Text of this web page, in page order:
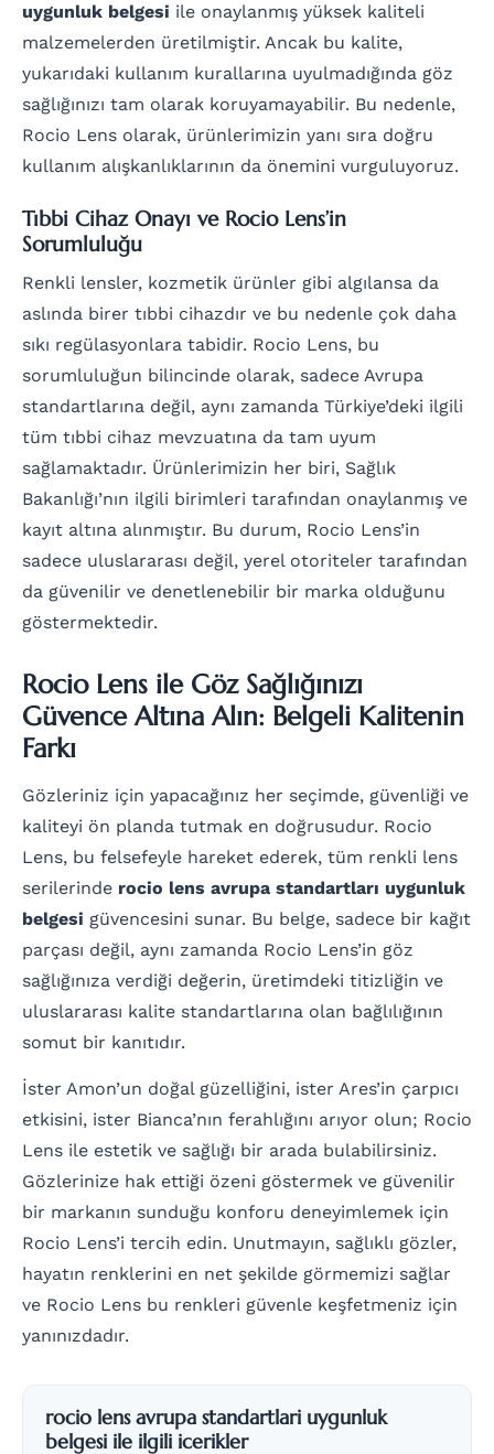
uygunluk belgesi ile onaylanmış yüksek kaliteli
malzemelerden üretilmiştir. Ancak bu kalite,
yukarıdaki kullanım kurallarına uyulmadığında göz
sağlığınızı tam olarak koruyamayabilir. Bu nedenle,
Rocio Lens olarak, ürünlerimizin yanı sıra doğru
kullanım alışkanlıklarının da önemini vurguluyoruz.
Tıbbi Cihaz Onayı ve Rocio Lens’in
Sorumluluğu
Renkli lensler, kozmetik ürünler gibi algılansa da
aslında birer tıbbi cihazdır ve bu nedenle çok daha
sıkı regülasyonlara tabidir. Rocio Lens, bu
sorumluluğun bilincinde olarak, sadece Avrupa
standartlarına değil, aynı zamanda Türkiye’deki ilgili
tüm tıbbi cihaz mevzuatına da tam uyum
sağlamaktadır. Ürünlerimizin her biri, Sağlık
Bakanlığı’nın ilgili birimleri tarafından onaylanmış ve
kayıt altına alınmıştır. Bu durum, Rocio Lens’in
sadece uluslararası değil, yerel otoriteler tarafından
da güvenilir ve denetlenebilir bir marka olduğunu
göstermektedir.
Rocio Lens ile Göz Sağlığınızı
Güvence Altına Alın: Belgeli Kalitenin
Farkı
Gözleriniz için yapacağınız her seçimde, güvenliği ve
kaliteyi ön planda tutmak en doğrusudur. Rocio
Lens, bu felsefeyle hareket ederek, tüm renkli lens
serilerinde rocio lens avrupa standartları uygunluk
belgesi güvencesini sunar. Bu belge, sadece bir kağıt
parçası değil, aynı zamanda Rocio Lens’in göz
sağlığınıza verdiği değerin, üretimdeki titizliğin ve
uluslararası kalite standartlarına olan bağlılığının
somut bir kanıtıdır.
İster Amon’un doğal güzelliğini, ister Ares’in çarpıcı
etkisini, ister Bianca’nın ferahlığını arıyor olun; Rocio
Lens ile estetik ve sağlığı bir arada bulabilirsiniz.
Gözlerinize hak ettiği özeni göstermek ve güvenilir
bir markanın sunduğu konforu deneyimlemek için
Rocio Lens’i tercih edin. Unutmayın, sağlıklı gözler,
hayatın renklerini en net şekilde görmemizi sağlar
ve Rocio Lens bu renkleri güvenle keşfetmeniz için
yanınızdadır.
rocio lens avrupa standartlari uygunluk
belgesi ile ilgili icerikler